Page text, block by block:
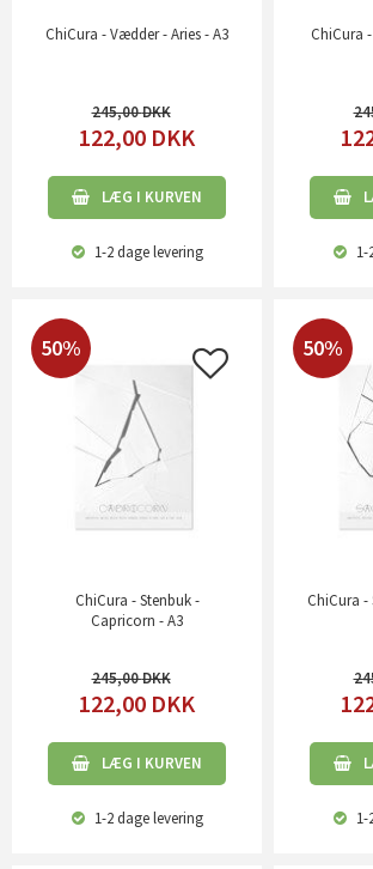
ChiCura - Vædder - Aries - A3
245,00
122,00 DKK
LÆG I KURVEN
1-2 dagelevering
ChiCura
1-
50%
ChiCura - Stenbuk -
Capricorn - A3
245,00
122,00 DKK
LÆG I KURVEN
1-2 dagelevering
50%
ChiCura -
1-